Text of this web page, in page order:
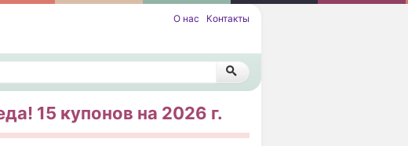
О нас Контакты
15 купонов на 2026 г.